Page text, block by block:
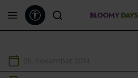
springenWerkzeugleiste anzeigen